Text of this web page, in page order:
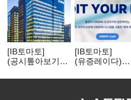
[IB토마토]
(공시톺아보기)
바로 매출로
[IB토마토]
(유증레이다)
3분의 1 토막…